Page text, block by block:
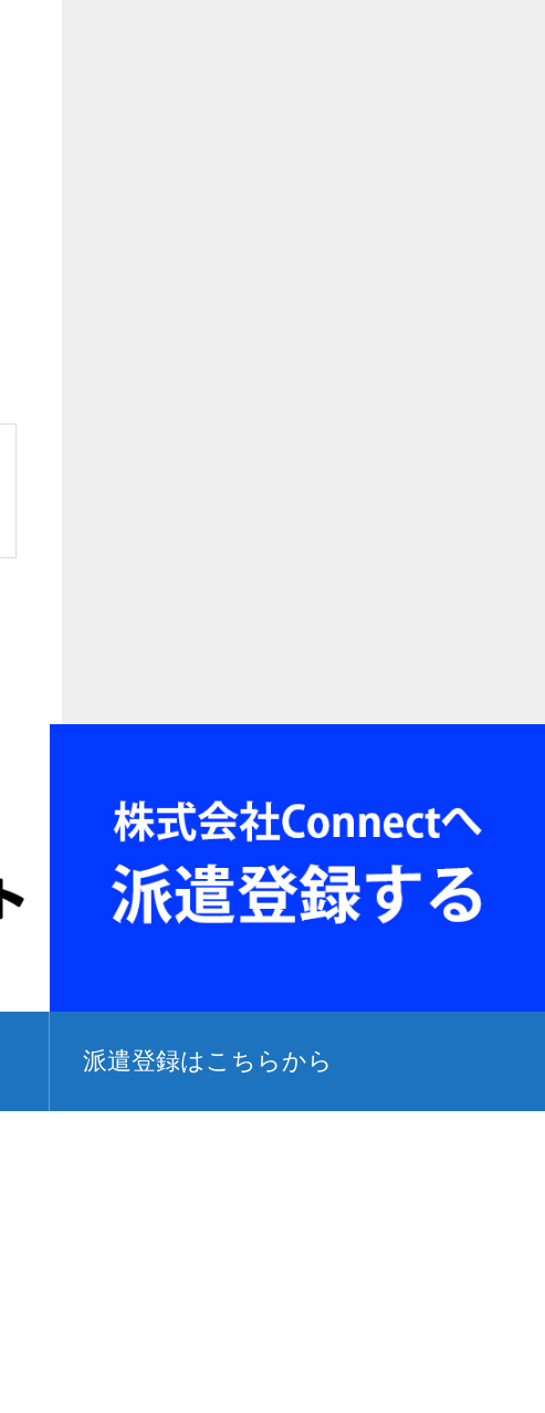
派遣登録はこちらから